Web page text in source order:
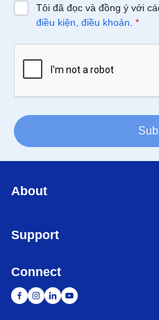
Tôi đã đọc và đồng ý với
điều kiện, điều khoản *
About
Support
Connect